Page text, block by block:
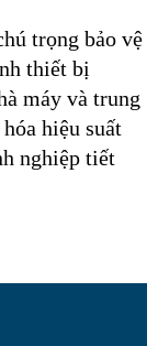
trọng bảo vệ
thiết bị
máy và trung
hiệu suất
nghiệp tiết